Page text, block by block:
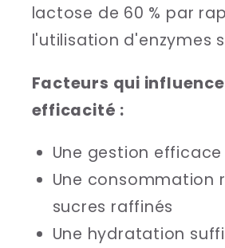
lactose de 60 % par
l'utilisation d'enzymes
Facteurs qui
efficacité :
Une gestion
Une consommation
sucres raffinés
Une hydratation